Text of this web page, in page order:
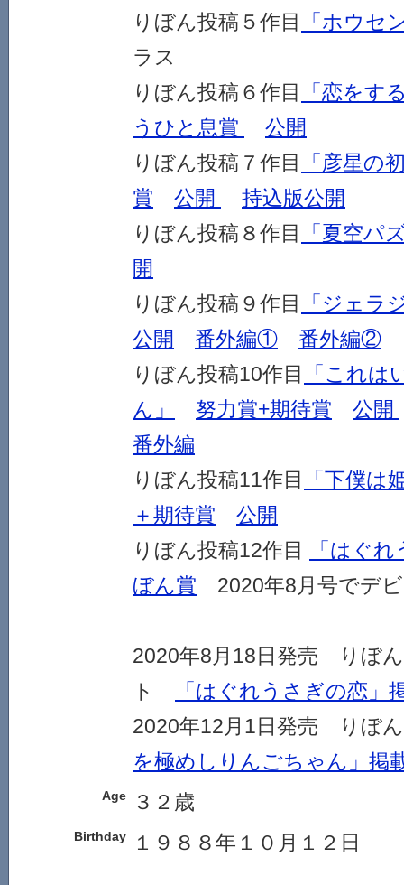
りぼん投稿５作目
「ホウセ
ラス
りぼん投稿６作目
「恋をす
うひと息賞
公開
りぼん投稿７作目
「彦星の
賞
公開 持込版公開
りぼん投稿８作目
「夏空パ
開
りぼん投稿９作目
「ジェラ
公開
番外編①
番外編②
りぼん投稿10作目
「これ
ん」
努力賞+期待賞
公開
番外編
りぼん投稿11作目
「下僕は
＋期待賞
公開
りぼん投稿12作目
「はぐ
ぼん賞 2020年8月号でデ
2020年8月18日発売 りぼ
ト
「はぐれうさぎの恋」
2020年12月1日発売 りぼ
を極めしりんごちゃん」掲
Age ３２歳
Birthday １９８８年１０月１２日